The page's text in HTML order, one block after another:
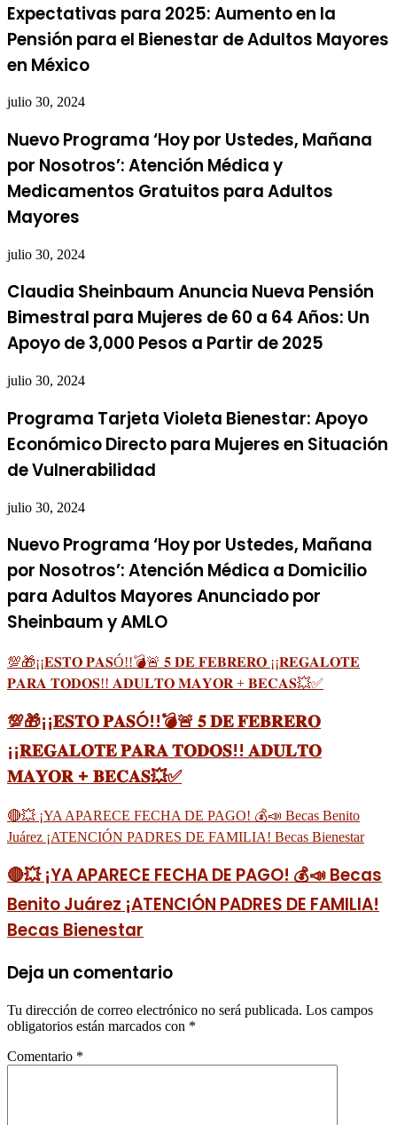
Expectativas para 2025: Aumento en la
Pensión para el Bienestar de Adultos Mayores
en México
julio 30, 2024
Nuevo Programa ‘Hoy por Ustedes, Mañana
por Nosotros’: Atención Médica y
Medicamentos Gratuitos para Adultos
Mayores
julio 30, 2024
Claudia Sheinbaum Anuncia Nueva Pensión
Bimestral para Mujeres de 60 a 64 Años: Un
Apoyo de 3,000 Pesos a Partir de 2025
julio 30, 2024
Programa Tarjeta Violeta Bienestar: Apoyo
Económico Directo para Mujeres en Situación
de Vulnerabilidad
julio 30, 2024
Nuevo Programa ‘Hoy por Ustedes, Mañana
por Nosotros’: Atención Médica a Domicilio
para Adultos Mayores Anunciado por
Sheinbaum y AMLO
💯🎁¡¡𝐄𝐒𝐓𝐎 𝐏𝐀𝐒Ó!!💣🚨 𝟓 𝐃𝐄 𝐅𝐄𝐁𝐑𝐄𝐑𝐎 ¡¡𝐑𝐄𝐆𝐀𝐋𝐎𝐓𝐄
𝐏𝐀𝐑𝐀 𝐓𝐎𝐃𝐎𝐒!! 𝐀𝐃𝐔𝐋𝐓𝐎 𝐌𝐀𝐘𝐎𝐑 + 𝐁𝐄𝐂𝐀𝐒💥✅
💯🎁¡¡𝐄𝐒𝐓𝐎 𝐏𝐀𝐒Ó!!💣🚨 𝟓 𝐃𝐄 𝐅𝐄𝐁𝐑𝐄𝐑𝐎
¡¡𝐑𝐄𝐆𝐀𝐋𝐎𝐓𝐄 𝐏𝐀𝐑𝐀 𝐓𝐎𝐃𝐎𝐒!! 𝐀𝐃𝐔𝐋𝐓𝐎
𝐌𝐀𝐘𝐎𝐑 + 𝐁𝐄𝐂𝐀𝐒💥✅
🔴💥 ¡YA APARECE FECHA DE PAGO! 💰📣 Becas Benito
Juárez ¡ATENCIÓN PADRES DE FAMILIA! Becas Bienestar
🔴💥 ¡YA APARECE FECHA DE PAGO! 💰📣 Becas
Benito Juárez ¡ATENCIÓN PADRES DE FAMILIA!
Becas Bienestar
Deja un comentario
Tu dirección de correo electrónico no será publicada. Los campos
obligatorios están marcados con *
Comentario *